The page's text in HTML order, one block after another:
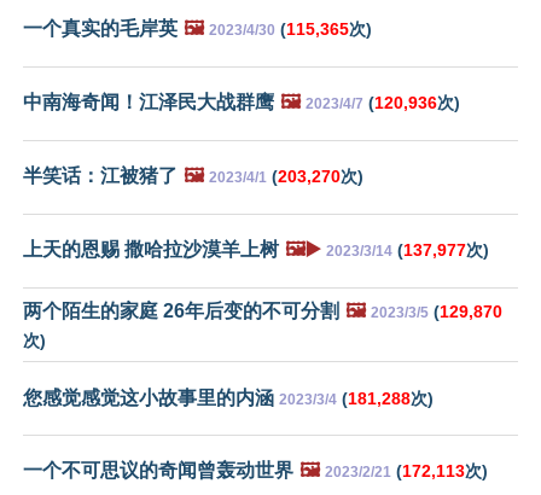
一个真实的毛岸英 🖼️ 2023/4/30 (115,365次)
中南海奇闻！江泽民大战群鹰 🖼️ 2023/4/7 (120,936次)
半笑话：江被猪了 🖼️ 2023/4/1 (203,270次)
上天的恩赐 撒哈拉沙漠羊上树 🖼️▶️ 2023/3/14 (137,977次)
两个陌生的家庭 26年后变的不可分割 🖼️ 2023/3/5 (129,870
次)
您感觉感觉这小故事里的内涵 2023/3/4 (181,288次)
一个不可思议的奇闻曾轰动世界 🖼️ 2023/2/21 (172,113次)